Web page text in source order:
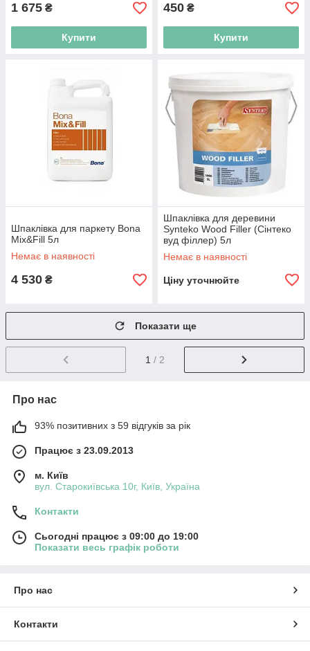
1 675 ₴
Купити
450 ₴
Купити
Шпаклівка для паркету Bona
Mix&Fill 5л
Немає в наявності
4 530 ₴
Шпаклівка для деревини
Synteko Wood Filler (Сінтеко
вуд філлер) 5л
Немає в наявності
Ціну уточнюйте
Показати ще
1 / 2
Про нас
93% позитивних з 59 відгуків за рік
Працює з 23.09.2013
м. Київ
вул. Старокиївська 10г, Київ, Україна
Контакти
Сьогодні працює з 09:00 до 19:00
Показати весь графік роботи
Про нас
Контакти